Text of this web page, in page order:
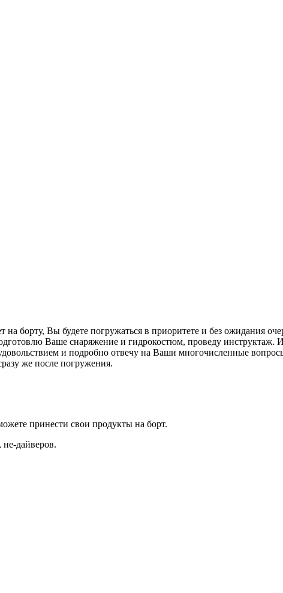
на борту, Вы будете погружаться в приоритете и без ожидания
Ваше снаряжение и гидрокостюм, проведу инструктаж.
и подробно отвечу на Ваши многочисленные
же после погружения.
принести свои продукты на борт.
дайверов.